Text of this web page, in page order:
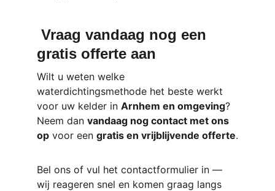
Wilt u weten welke
waterdichtingsmethode het beste werkt
voor uw kelder in Arnhem en omgeving?
Neem dan vandaag nog contact met ons
op voor een gratis en vrijblijvende offerte.
Bel ons of vul het contactformulier in —
wij reageren snel en komen graag langs
Vraag vandaag nog een
gratis offerte aan